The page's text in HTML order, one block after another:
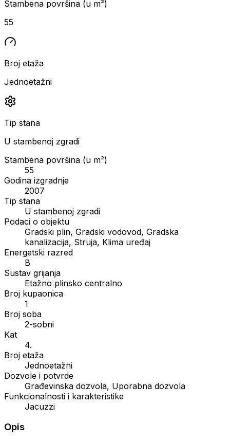
Stambena površina (u m²)
55
Broj etaža
Jednoetažni
Tip stana
U stambenoj zgradi
Stambena površina (u m²)
55
Godina izgradnje
2007
Tip stana
U stambenoj zgradi
Podaci o objektu
Gradski plin, Gradski vodovod, Gradska
kanalizacija, Struja, Klima uređaj
Energetski razred
B
Sustav grijanja
Etažno plinsko centralno
Broj kupaonica
1
Broj soba
2-sobni
Kat
4.
Broj etaža
Jednoetažni
Dozvole i potvrde
Građevinska dozvola, Uporabna dozvola
Funkcionalnosti i karakteristike
Jacuzzi
Opis